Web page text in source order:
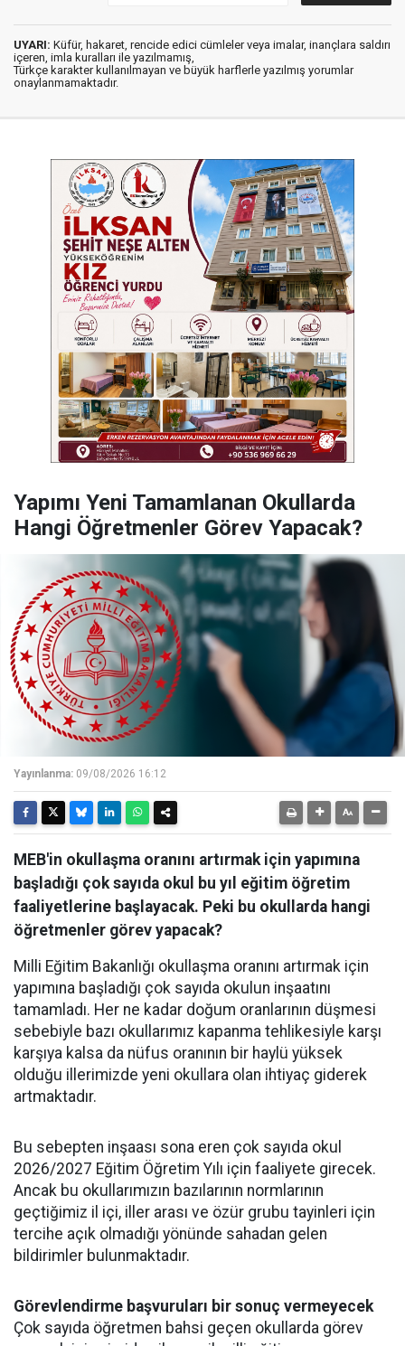
UYARI: Küfür, hakaret, rencide edici cümleler veya imalar, inançlara saldırı
içeren, imla kuralları ile yazılmamış,
Türkçe karakter kullanılmayan ve büyük harflerle yazılmış yorumlar
onaylanmamaktadır.
Yapımı Yeni Tamamlanan Okullarda
Hangi Öğretmenler Görev Yapacak?
Yayınlanma: 09/08/2026 16:12
MEB'in okullaşma oranını artırmak için yapımına
başladığı çok sayıda okul bu yıl eğitim öğretim
faaliyetlerine başlayacak. Peki bu okullarda hangi
öğretmenler görev yapacak?
Milli Eğitim Bakanlığı okullaşma oranını artırmak için
yapımına başladığı çok sayıda okulun inşaatını
tamamladı. Her ne kadar doğum oranlarının düşmesi
sebebiyle bazı okullarımız kapanma tehlikesiyle karşı
karşıya kalsa da nüfus oranının bir haylü yüksek
olduğu illerimizde yeni okullara olan ihtiyaç giderek
artmaktadır.
Bu sebepten inşaası sona eren çok sayıda okul
2026/2027 Eğitim Öğretim Yılı için faaliyete girecek.
Ancak bu okullarımızın bazılarının normlarının
geçtiğimiz il içi, iller arası ve özür grubu tayinleri için
tercihe açık olmadığı yönünde sahadan gelen
bildirimler bulunmaktadır.
Görevlendirme başvuruları bir sonuç vermeyecek
Çok sayıda öğretmen bahsi geçen okullarda görev